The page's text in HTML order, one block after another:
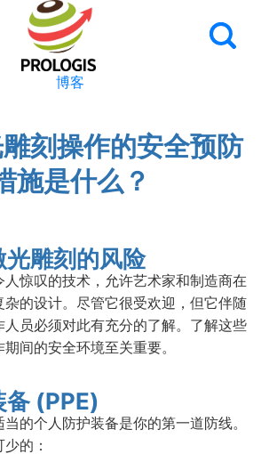
博客
刻操作的安全预防
施是什么？
光雕刻的风险
惊叹的技术，允许艺术家和制造商在
的设计。尽管它很受欢迎，但它伴随
员必须对此有充分的了解。了解这些
间的安全环境至关重要。
(PPE)
的个人防护装备是你的第一道防线。
的：